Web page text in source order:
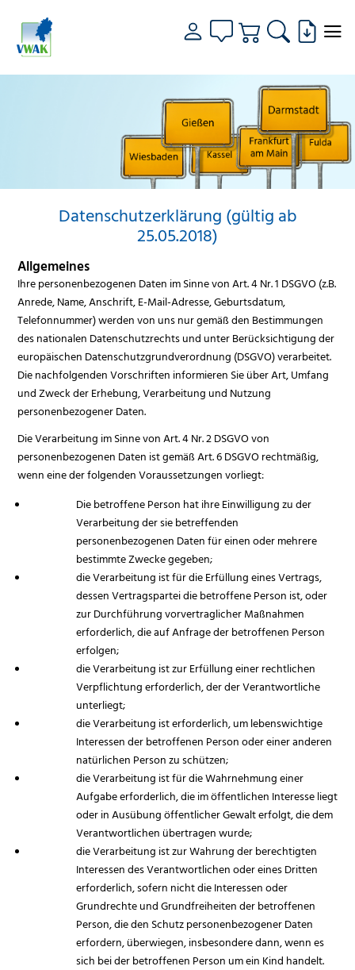
Datenschutzerklärung (gültig ab
25.05.2018)
Allgemeines
Ihre personenbezogenen Daten im Sinne von Art. 4 Nr. 1 DSGVO (z.B.
Anrede, Name, Anschrift, E-Mail-Adresse, Geburtsdatum,
Telefonnummer) werden von uns nur gemäß den Bestimmungen
des nationalen Datenschutzrechts und unter Berücksichtigung der
europäischen Datenschutzgrundverordnung (DSGVO) verarbeitet.
Die nachfolgenden Vorschriften informieren Sie über Art, Umfang
und Zweck der Erhebung, Verarbeitung und Nutzung
personenbezogener Daten.
Die Verarbeitung im Sinne von Art. 4 Nr. 2 DSGVO von
personenbezogenen Daten ist gemäß Art. 6 DSGVO rechtmäßig,
wenn eine der folgenden Voraussetzungen vorliegt:
Die betroffene Person hat ihre Einwilligung zu der
Verarbeitung der sie betreffenden
personenbezogenen Daten für einen oder mehrere
bestimmte Zwecke gegeben;
die Verarbeitung ist für die Erfüllung eines Vertrags,
dessen Vertragspartei die betroffene Person ist, oder
zur Durchführung vorvertraglicher Maßnahmen
erforderlich, die auf Anfrage der betroffenen Person
erfolgen;
die Verarbeitung ist zur Erfüllung einer rechtlichen
Verpflichtung erforderlich, der der Verantwortliche
unterliegt;
die Verarbeitung ist erforderlich, um lebenswichtige
Interessen der betroffenen Person oder einer anderen
natürlichen Person zu schützen;
die Verarbeitung ist für die Wahrnehmung einer
Aufgabe erforderlich, die im öffentlichen Interesse liegt
oder in Ausübung öffentlicher Gewalt erfolgt, die dem
Verantwortlichen übertragen wurde;
die Verarbeitung ist zur Wahrung der berechtigten
Interessen des Verantwortlichen oder eines Dritten
erforderlich, sofern nicht die Interessen oder
Grundrechte und Grundfreiheiten der betroffenen
Person, die den Schutz personenbezogener Daten
erfordern, überwiegen, insbesondere dann, wenn es
sich bei der betroffenen Person um ein Kind handelt.